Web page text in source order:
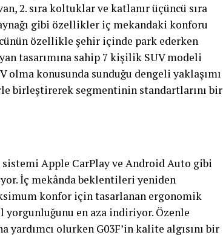
2. sıra koltuklar ve katlanır üçüncü sıra
gibi özellikler iç mekandaki konforu
özellikle şehir içinde park ederken
tasarımına sahip 7 kişilik SUV modeli
konusunda sunduğu dengeli yaklaşımı
birleştirerek segmentinin standartlarını bir
Apple CarPlay ve Android Auto gibi
İç mekânda beklentileri yeniden
konfor için tasarlanan ergonomik
en aza indiriyor. Özenle
olurken G03F’in kalite algısını bir